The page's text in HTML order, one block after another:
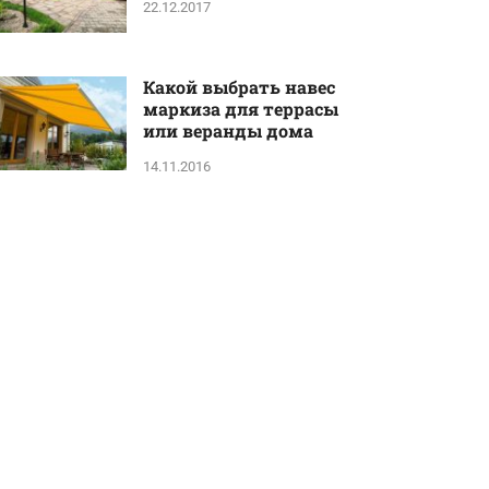
22.12.2017
Какой выбрать навес
маркиза для террасы
или веранды дома
14.11.2016